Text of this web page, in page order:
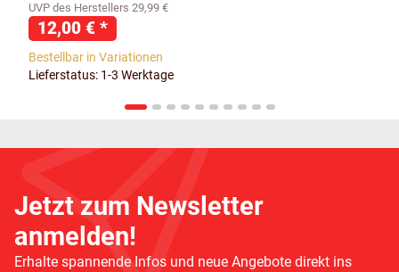
UVP des Herstellers 29,99 €
12,00 € *
Bestellbar in Variationen
Lieferstatus: 1-3 Werktage
Jetzt zum Newsletter
anmelden!
Erhalte spannende Infos und neue Angebote direkt ins